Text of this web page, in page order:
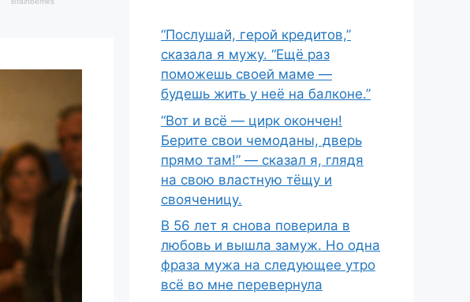
“Послушай, герой кредитов,”
сказала я мужу. “Ещё раз
поможешь своей маме —
будешь жить у неё на балконе.”
“Вот и всё — цирк окончен!
Берите свои чемоданы, дверь
прямо там!” — сказал я, глядя
на свою властную тёщу и
свояченицу.
В 56 лет я снова поверила в
любовь и вышла замуж. Но одна
фраза мужа на следующее утро
всё во мне перевернула